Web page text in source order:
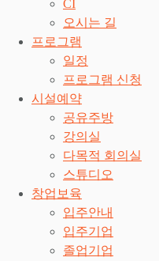
CI
오시는 길
프로그램
일정
프로그램 신청
시설예약
공유주방
강의실
다목적 회의실
스튜디오
창업보육
입주안내
입주기업
졸업기업